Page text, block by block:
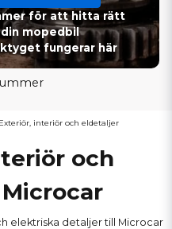
för att hitta rätt
mopedbil
fungerar här
Exteriör, interiör och eldetaljer
och
elektriska detaljer till Microcar